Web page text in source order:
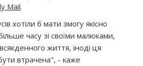
Mail.
хотіли б мати змогу якісно
часу зі своїми малюками,
життя, іноді ця
втрачена", - каже